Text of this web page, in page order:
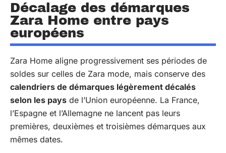
Décalage des démarques
Zara Home entre pays
européens
Zara Home aligne progressivement ses périodes de
soldes sur celles de Zara mode, mais conserve des
calendriers de démarques légèrement décalés
selon les pays de l’Union européenne. La France,
l’Espagne et l’Allemagne ne lancent pas leurs
premières, deuxièmes et troisièmes démarques aux
mêmes dates.